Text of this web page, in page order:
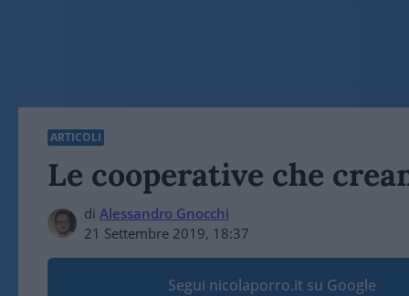
ARTICOLI
Le cooperative che
di Alessandro Gnocchi
21 Settembre 2019, 18:37
Segui nicolaporro.it su Google